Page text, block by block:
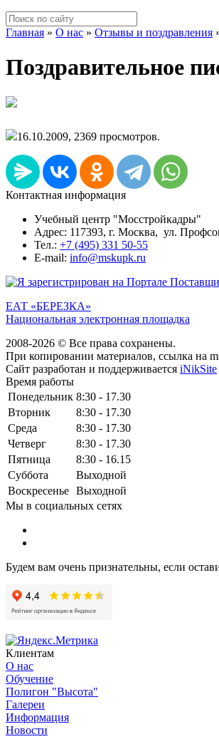
Главная » О нас » Отзывы и поздравления
Поздравительное
16.10.2009, 2369 просмотров.
Контактная информация
Учебный центр "Мосстройкадры"
Адрес: 117393, г. Москва, ул.
Тел.: +7 (495) 331 50-55
E-mail: info@mskupk.ru
ЕАТ «БЕРЕЗКА»
Национальная электронная площадка
2008-2026 © Все права сохранены.
При копировании материалов, ссылка на
Сайт разработан и поддерживается iNikSite
Время работы
Понедельник 8:30 - 17.30
Вторник
8:30 - 17.30
Среда
8:30 - 17.30
Четверг
8:30 - 17.30
Пятница
8:30 - 16.15
Суббота
Выходной
Воскресенье Выходной
Мы в социальных сетях
Будем вам очень признательны, если
Клиентам
О нас
Обучение
Полигон "Высота"
Галереи
Информация
Новости